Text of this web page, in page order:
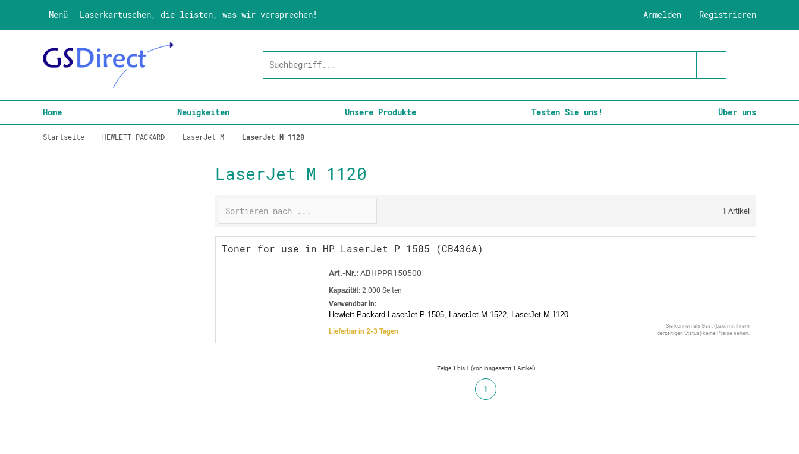
Menü Laserkartuschen, die leisten, was wir versprechen! Registrieren
Anmelden
Home Neuigkeiten Unsere Produkte Testen Sie uns! Über uns
Startseite HEWLETT PACKARD LaserJet M LaserJet M 1120
LaserJet M 1120
1 Artikel
Toner for use in HP LaserJet P 1505 (CB436A)
Art.-Nr.: ABHPPR150500
Kapazität: 2.000 Seiten
Verwendbar in:
Hewlett Packard LaserJet P 1505, LaserJet M 1522, LaserJet M 1120
Lieferbar in 2-3 Tagen
Sie können als Gast (bzw. mit Ihrem
derzeitigen Status) keine Preise sehen.
Zeige1 bis1 (von insgesamt1 Artikel)
1